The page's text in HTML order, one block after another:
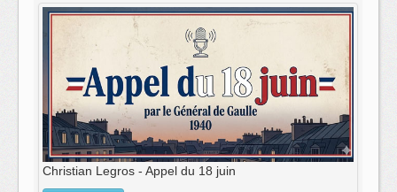
Christian Legros - Appel du 18 juin